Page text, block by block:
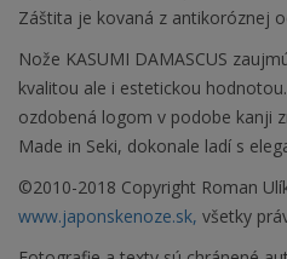
Záštita je kovaná z antikoróznej
Nože KASUMI DAMASCUS
kvalitou ale i estetickou
ozdobená logom v podobe kanji
Made in Seki, dokonale ladí s
©2010-2018 Copyright Roman
www.japonskenoze.sk, všetky